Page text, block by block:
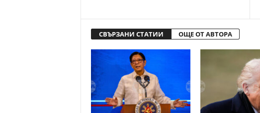
СВЪРЗАНИ СТАТИИ ОЩЕ ОТ АВТОРА